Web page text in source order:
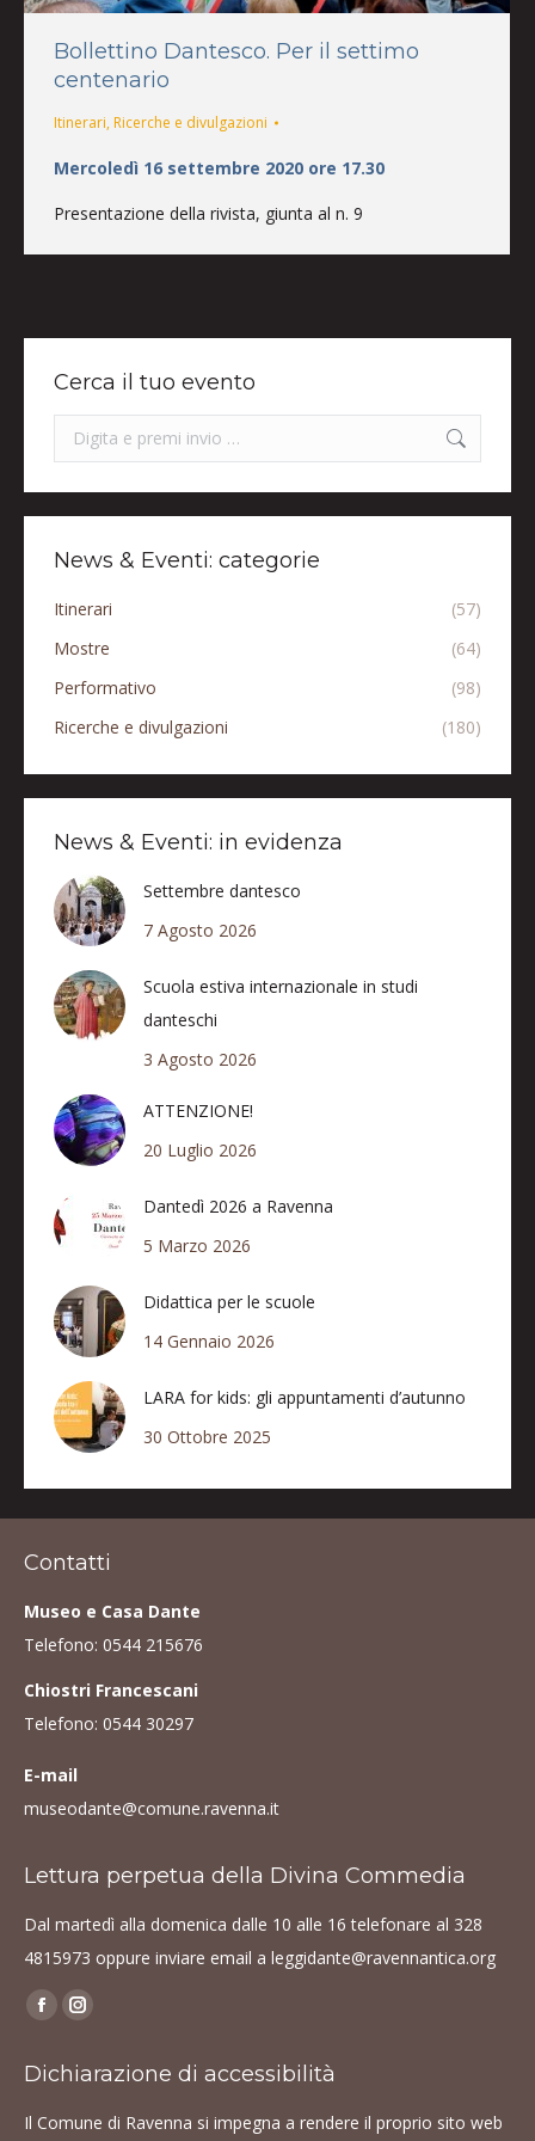
Bollettino Dantesco. Per il settimo
centenario
Itinerari, Ricerche e divulgazioni
Mercoledì 16 settembre 2020 ore 17.30
Presentazione della rivista, giunta al n. 9
Cerca il tuo evento
Search:
News & Eventi: categorie
Itinerari
(57)
Mostre
(64)
Performativo
(98)
Ricerche e divulgazioni
(180)
News & Eventi: in evidenza
Settembre dantesco
7 Agosto 2026
Scuola estiva internazionale in studi
danteschi
3 Agosto 2026
ATTENZIONE!
20 Luglio 2026
Dantedì 2026 a Ravenna
5 Marzo 2026
Didattica per le scuole
14 Gennaio 2026
LARA for kids: gli appuntamenti d’autunno
30 Ottobre 2025
Contatti
Museo e Casa Dante
Telefono: 0544 215676
Chiostri Francescani
Telefono: 0544 30297
E-mail
museodante@comune.ravenna.it
Lettura perpetua della Divina Commedia
Dal martedì alla domenica dalle 10 alle 16 telefonare al 328
4815973 oppure inviare email a leggidante@ravennantica.org
Find us on:
Facebook
opens
Instagram
opens
Dichiarazione di accessibilità
Il Comune di Ravenna si impegna a rendere il proprio sito web